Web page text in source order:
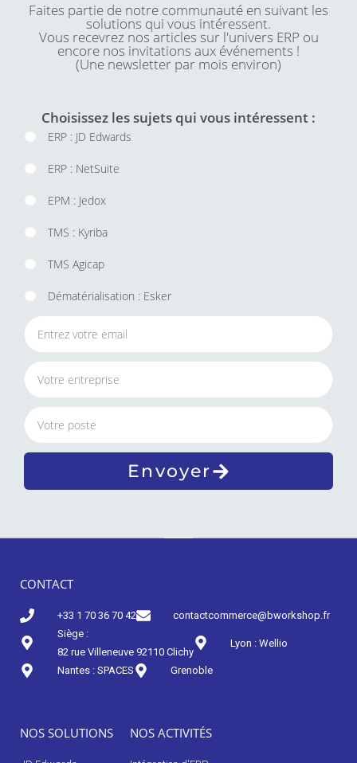
Faites partie de notre communauté en suivant les
solutions qui vous intéressent.
Vous recevrez nos articles sur l'univers ERP ou
encore nos invitations aux événements !
(Une newsletter par mois environ)
Choisissez les sujets qui vous intéressent :
ERP : JD Edwards
ERP : NetSuite
EPM : Jedox
TMS : Kyriba
TMS Agicap
Dématérialisation : Esker
Envoyer
Nos actualités
CONTACT
+33 1 70 36 70 42
contactcommerce@bworkshop.fr
Siège :
82 rue Villeneuve 92110 Clichy
Lyon : Wellio
Nantes : SPACES Grenoble
NOS SOLUTIONS NOS ACTIVITÉS